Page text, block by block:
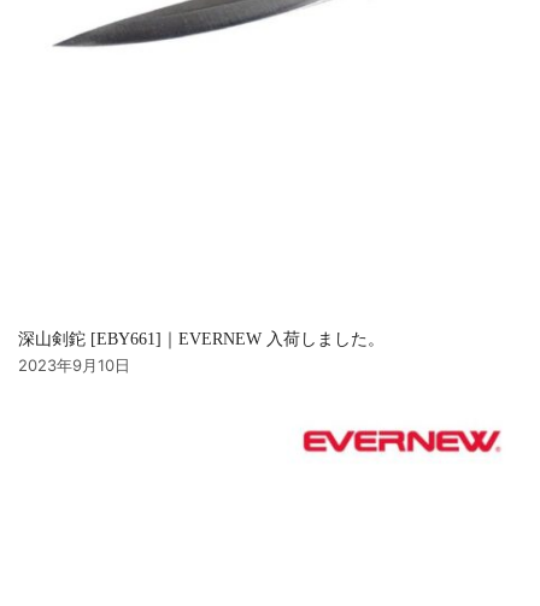
深山剣鉈 [EBY661]｜EVERNEW 入荷しました。
2023年9月10日